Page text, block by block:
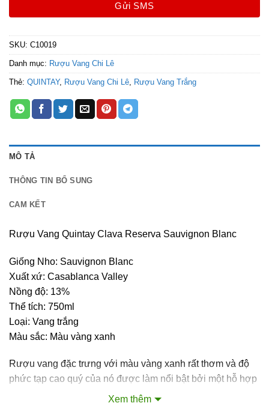
Gửi SMS
SKU: C10019
Danh mục: Rượu Vang Chi Lê
Thẻ: QUINTAY, Rượu Vang Chi Lê Rượu Vang Trắng
MÔ TẢ
THÔNG TIN BỔ SUNG
CAM KẾT
Rượu Vang Quintay Clava Reserva Sauvignon Blanc
Giống Nho: Sauvignon Blanc
Xuất xứ: Casablanca Valley
Nồng độ: 13%
Thể tích: 750ml
Loại: Vang trắng
Màu sắc: Màu vàng xanh
Rượu vang đặc trưng với màu vàng xanh rất thơm và độ
phức tạp cao quý của nó được làm nổi bật bởi một hỗ hợp
của hương vị citric, thảo dược và nhiệt đới. Hương vị
Xem thêm